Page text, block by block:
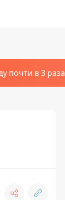
почти в 3 раза